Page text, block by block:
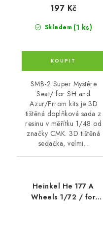
Skladem (1 ks)
197 Kč
SMB-2 Super Mystère
Seat/ for SH and
Azur/Frrom kits je 3D
tištěná doplňková sada z
resinu v měřítku 1/48 od
značky CMK. 3D tištěná
sedačka, velmi...
Heinkel He 177 A
Wheels 1/72 / for